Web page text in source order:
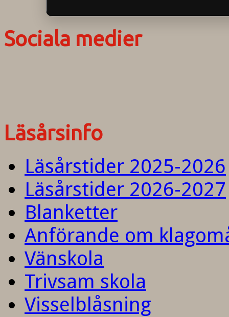
Sociala medier
Läsårsinfo
Läsårstider 2025-2026
Läsårstider 2026-2027
Blanketter
Anförande om
Vänskola
Trivsam skola
Visselblåsning